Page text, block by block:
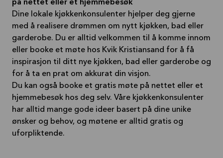
på nettet eller et hjemmebesøk
Dine lokale kjøkkenkonsulenter hjelper deg gjerne
med å realisere drømmen om nytt kjøkken, bad eller
garderobe. Du er alltid velkommen til å komme innom
eller booke et møte hos Kvik Kristiansand for å få
inspirasjon til ditt nye kjøkken, bad eller garderobe og
for å ta en prat om akkurat din visjon.
Du kan også booke et gratis møte på nettet eller et
hjemmebesøk hos deg selv. Våre kjøkkenkonsulenter
har alltid mange gode ideer basert på dine unike
ønsker og behov, og møtene er alltid gratis og
uforpliktende.